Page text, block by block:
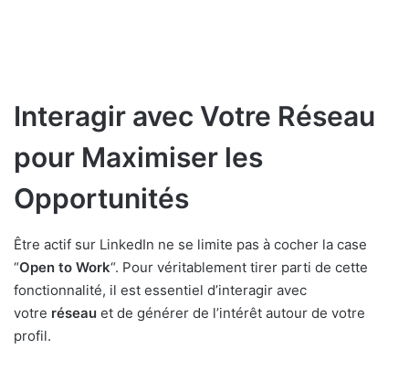
Interagir avec Votre Réseau
pour Maximiser les
Opportunités
Être actif sur LinkedIn ne se limite pas à cocher la case
“Open to Work“. Pour véritablement tirer parti de cette
fonctionnalité, il est essentiel d’interagir avec
votre réseau et de générer de l’intérêt autour de votre
profil.